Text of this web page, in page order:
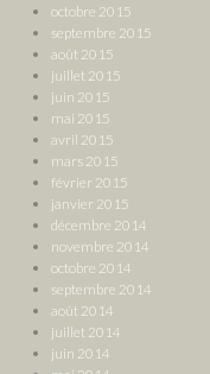
octobre 2015
septembre 2015
août 2015
juillet 2015
juin 2015
mai 2015
avril 2015
mars 2015
février 2015
janvier 2015
décembre 2014
novembre 2014
octobre 2014
septembre 2014
août 2014
juillet 2014
juin 2014